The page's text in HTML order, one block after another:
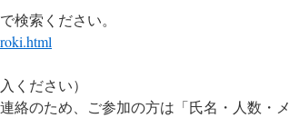
検索ください。
ください）
絡のため、ご参加の方は「氏名・人数・